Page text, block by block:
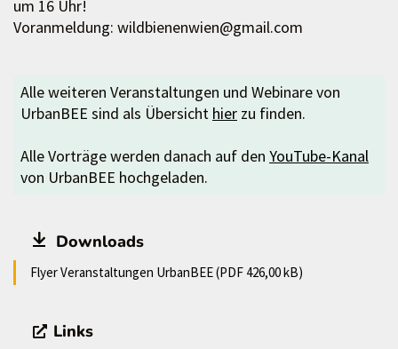
um 16 Uhr!
Voranmeldung: wildbienenwien@gmail.com
Alle weiteren Veranstaltungen und Webinare von
UrbanBEE sind als Übersicht hier zu finden.
Alle Vorträge werden danach auf den YouTube-Kanal
von UrbanBEE hochgeladen.
Downloads
Flyer Veranstaltungen UrbanBEE (PDF 426,00 kB)
Links